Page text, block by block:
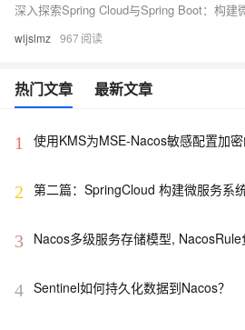
深入探索Spring Cloud与Spring Boot：构建
wljslmz 967
热门文章 最新文章
1 使用KMS为MSE-Nacos敏感配置加
2 第二篇：SpringCloud 构建微服务系
3 Nacos多级服务存储模型,
4 Sentinel如何持久化数据到Nacos？